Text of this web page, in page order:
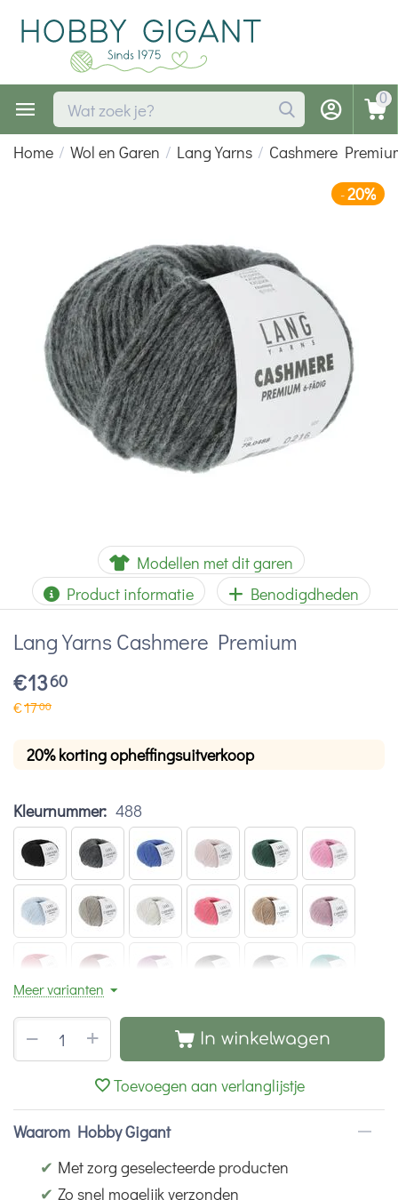
0
Home / Wol en Garen / Lang Yarns / Cashmere
-20%
Modellen met dit garen
Product informatie
Benodigdheden
Lang Yarns Cashmere Premium
€1360
€1700
20% korting opheffingsuitverkoop
Kleurnummer: 488
Meer varianten
+
− In winkelwagen
Toevoegen aan verlanglijstje
Waarom Hobby Gigant
✔ Met zorg geselecteerde producten
✔ Zo snel mogelijk verzonden